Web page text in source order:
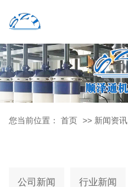
您当前位置： 首页 >> 新闻资讯
公司新闻 行业新闻